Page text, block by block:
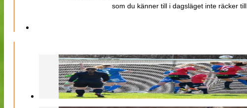
som du känner till i dagsläget inte räcker till.